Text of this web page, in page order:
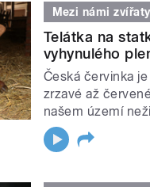
Mezi námi zvířaty
Telátka na
vyhynulého
Česká červinka
zrzavé až
našem území